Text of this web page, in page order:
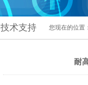
技术支持 您现在的位置
耐